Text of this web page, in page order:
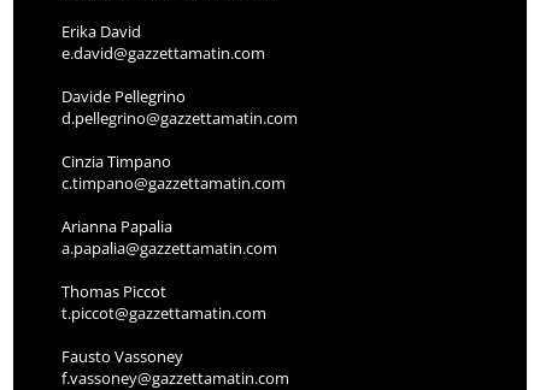
Erika David
e.david@gazzettamatin.com
Davide Pellegrino
d.pellegrino@gazzettamatin.com
Cinzia Timpano
c.timpano@gazzettamatin.com
Arianna Papalia
a.papalia@gazzettamatin.com
Thomas Piccot
t.piccot@gazzettamatin.com
Fausto Vassoney
f.vassoney@gazzettamatin.com